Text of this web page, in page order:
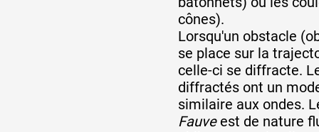
cônes).
Lorsqu'un obstacle
se place sur la
celle-ci se diffracte.
diffractés ont un
similaire aux ondes.
Fauveest de nature